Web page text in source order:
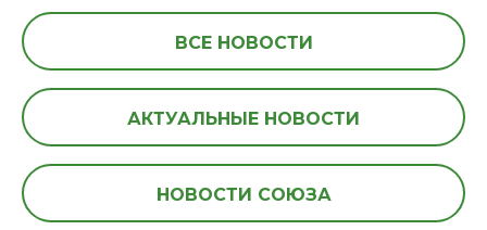
ВСЕ НОВОСТИ
АКТУАЛЬНЫЕ НОВОСТИ
НОВОСТИ СОЮЗА